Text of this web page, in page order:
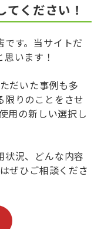
ください！
す。当サイトだ
います！
だいた事例も多
限りのことをさせ
用の新しい選択し
状況、どんな内容
ぜひご相談くださ